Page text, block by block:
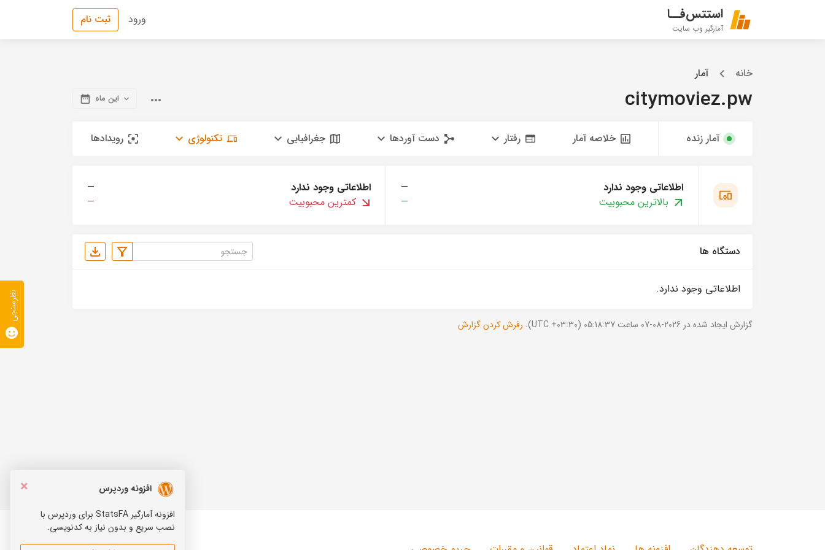
استتس‌فــا
آمارگیر وب سایت
ورود ثبت نام
خانه آمار
citymoviez.pw این ماه
آمار زنده خلاصه آمار رفتار دست آوردها جغرافیایی تکنولوژی رویدادها
اطلاعاتی وجود ندارد
—
بالاترین محبوبیت
—
اطلاعاتی وجود ندارد
—
کمترین محبوبیت
—
دستگاه ها
اطلاعاتی وجود ندارد.
گزارش ایجاد شده در 2026-08-07 ساعت 05:18:37 (UTC +03:30). رفرش کردن گزارش
×
افزونه وردپرس
افزونه آمارگیر StatsFA برای وردپرس با
نصب سریع و بدون نیاز به کدنویسی.
نظرسنجی